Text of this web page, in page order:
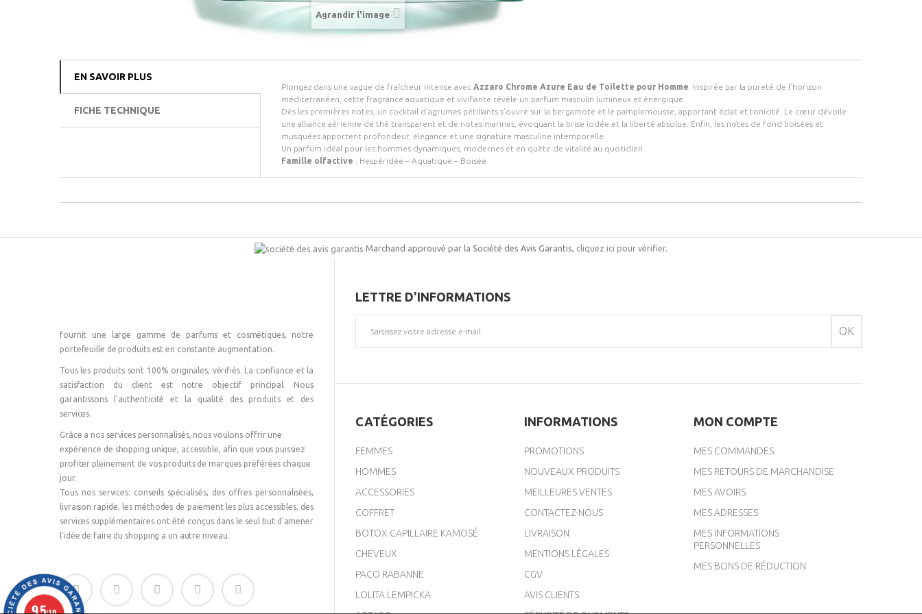
Agrandir l'image
EN SAVOIR PLUS
FICHE TECHNIQUE
Plongez dans une vague de fraîcheur intense avec Azzaro Chrome Azure Eau de Toilette pour Homme . Inspirée par la pureté de l’horizon
méditerranéen, cette fragrance aquatique et vivifiante révèle un parfum masculin lumineux et énergique.
Dès les premières notes, un cocktail d’agrumes pétillants s’ouvre sur la bergamote et le pamplemousse, apportant éclat et tonicité. Le cœur dévoile
une alliance aérienne de thé transparent et de notes marines, évoquant la brise iodée et la liberté absolue. Enfin, les notes de fond boisées et
musquées apportent profondeur, élégance et une signature masculine intemporelle.
Un parfum idéal pour les hommes dynamiques, modernes et en quête de vitalité au quotidien.
Famille olfactive : Hespéridée – Aquatique – Boisée
Marchand approuvé par la Société des Avis Garantis, cliquez ici pour vérifier.
fournit une large gamme de parfums et cosmétiques, notre
portefeuille de produits est en constante augmentation.
Tous les produits sont 100% originales, vérifiés. La confiance et la
satisfaction du client est notre objectif principal. Nous
garantissons l'authenticité et la qualité des produits et des
services.
Grâce a nos services personnalisés, nous voulons offrir une
expérience de shopping unique, accessible, afin que vous puissiez
profiter pleinement de vos produits de marques préférées chaque
jour.
Tous nos services: conseils spécialisés, des offres personnalisées,
livraison rapide, les méthodes de paiement les plus accessibles, des
services supplémentaires ont été conçus dans le seul but d'amener
l'idée de faire du shopping a un autre niveau.
LETTRE D'INFORMATIONS
OK
CATÉGORIES
FEMMES
HOMMES
ACCESSORIES
COFFRET
BOTOX CAPILLAIRE KAMOSÉ
CHEVEUX
PACO RABANNE
LOLITA LEMPICKA
INFORMATIONS
PROMOTIONS
NOUVEAUX PRODUITS
MEILLEURES VENTES
CONTACTEZ-NOUS
LIVRAISON
MENTIONS LÉGALES
CGV
AVIS CLIENTS
MON COMPTE
MES COMMANDES
MES RETOURS DE MARCHANDISE
MES AVOIRS
MES ADRESSES
MES INFORMATIONS
PERSONNELLES
MES BONS DE RÉDUCTION
9.5